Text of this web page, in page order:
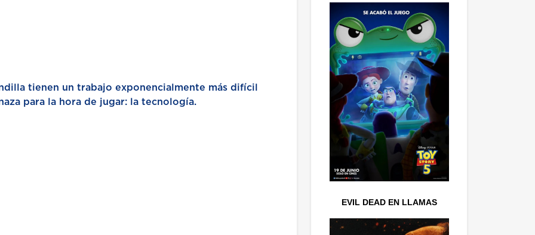
tienen un trabajo exponencialmente más difícil
para la hora de jugar: la tecnología.
EVIL DEAD EN LLAMAS